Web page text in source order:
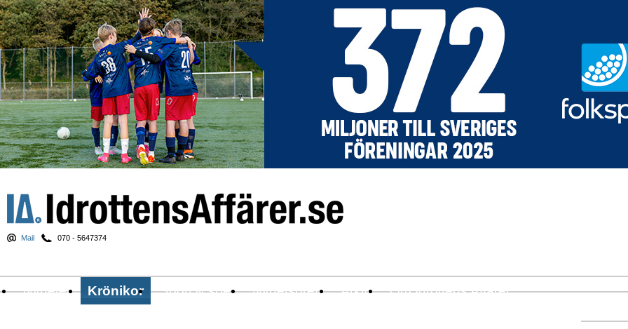
Mail 070 - 5647374
Nyheter Krönikor Sport & spel Nyhetsbrev Arkiv Om Idrottens Affärer